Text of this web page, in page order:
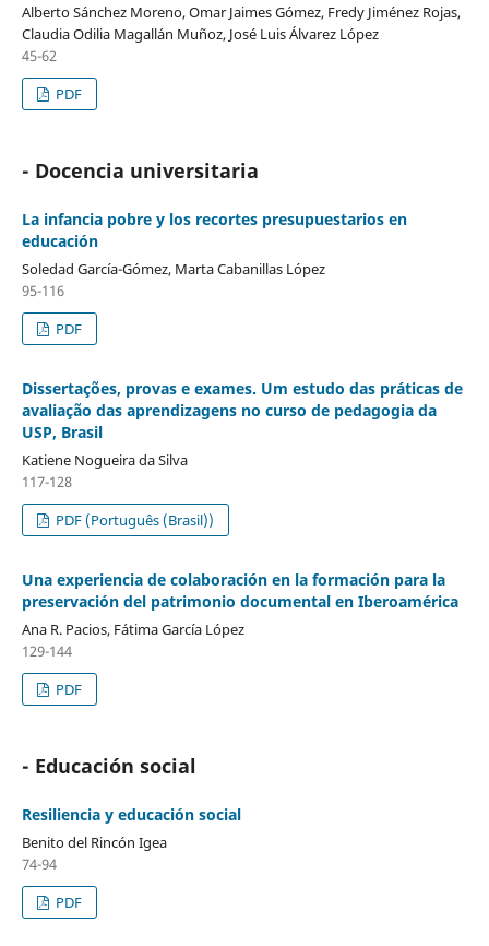
Alberto Sánchez Moreno, Omar Jaimes Gómez, Fredy Jiménez Rojas,
Claudia Odilia Magallán Muñoz, José Luis Álvarez López
45-62
PDF
- Docencia universitaria
La infancia pobre y los recortes presupuestarios en
educación
Soledad García-Gómez, Marta Cabanillas López
95-116
PDF
Dissertações, provas e exames. Um estudo das práticas de
avaliação das aprendizagens no curso de pedagogia da
USP, Brasil
Katiene Nogueira da Silva
117-128
PDF (Português (Brasil))
Una experiencia de colaboración en la formación para la
preservación del patrimonio documental en Iberoamérica
Ana R. Pacios, Fátima García López
129-144
PDF
- Educación social
Resiliencia y educación social
Benito del Rincón Igea
74-94
PDF